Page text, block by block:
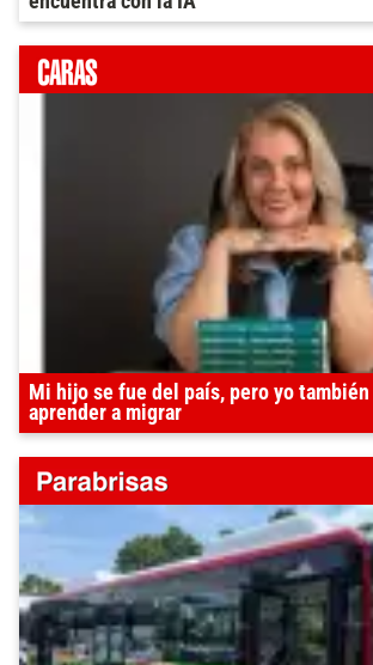
Mi hijo se fue del país, pero yo
aprender a migrar